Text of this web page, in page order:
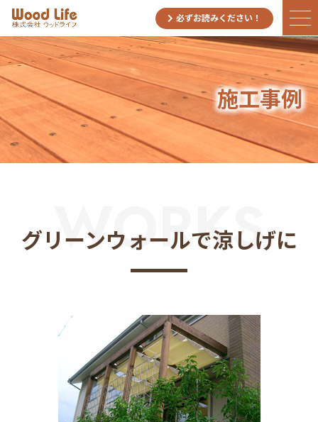
必ずお読みください！
施工事例
WORKS
グリーンウォールで涼しげに